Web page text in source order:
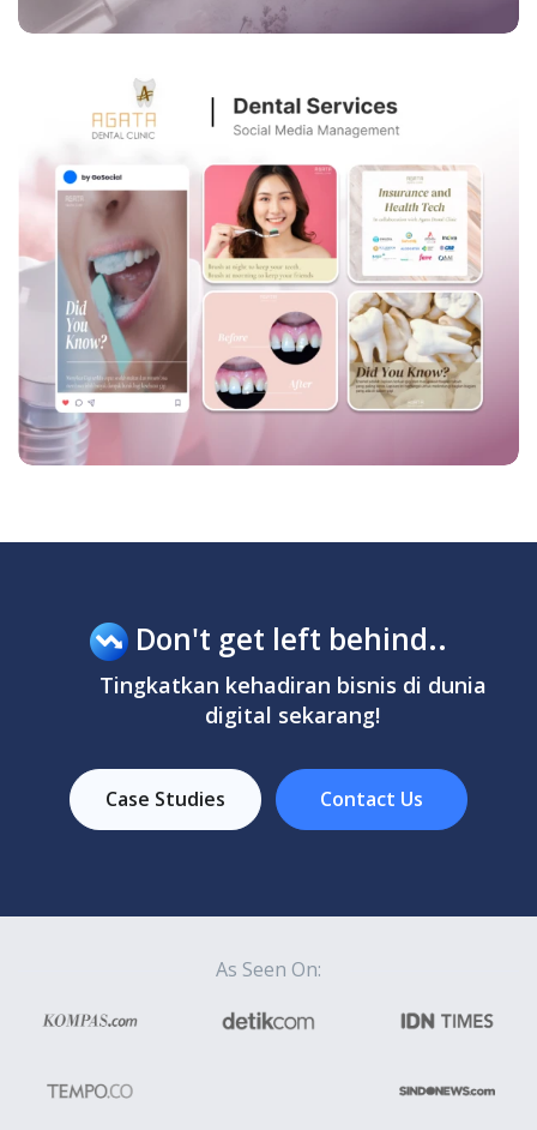
Don't get left behind..
Tingkatkan kehadiran bisnis di dunia
digital sekarang!
Case Studies Contact Us
As Seen On: